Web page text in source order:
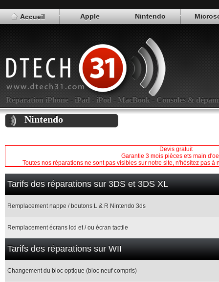
Accueil Apple Nintendo
Réparation iPhone - iPad - iPod - MacBook - Consoles &
Nintendo
Devis gratuit
Garantie 3 mois pièces ets main
Toutes nos réparations ne sont pas visibles sur notre site, n'hésitez pas
Tarifs des réparations sur 3DS et 3DS XL
Remplacement nappe / boutons L & R Nintendo 3ds
Remplacement écrans lcd et / ou écran tactile
Tarifs des réparations sur WII
Changement du bloc optique (bloc neuf compris)